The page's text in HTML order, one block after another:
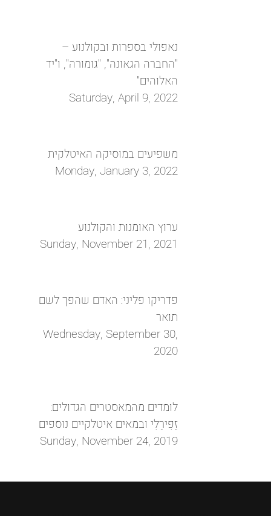
נאפולי בספרות ובקולנוע –
"החברה הגאונה", "גומורה", ו"יד
‏האלוהים"‏
Saturday, April 9, 2022
משפיעים במוסיקה האיטלקית
Monday, January 3, 2022
ערוץ האומנות והקולנוע
Sunday, November 21, 2021
פדריקו פליני: האדם שהפך לשם
תואר
Wednesday, September 30,
2020
לומדים מהמאסטרים הגדולים:
זֵפִירֵלִי ובמאים איטלקיים נוספים
Sunday, November 24, 2019